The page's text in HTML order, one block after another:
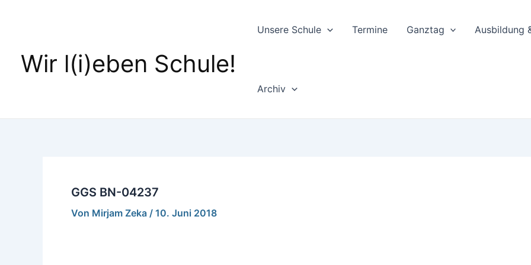
Wir l(i)eben Schule!
Unsere Schule Termine Ganztag Ausbildung
Archiv
GGS BN-04237
Von Mirjam Zeka / 10. Juni 2018